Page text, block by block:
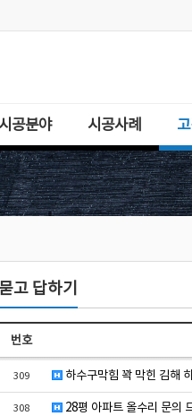
공분야 시공사례
묻고 답하기
번호
309 하수구막힘 꽉 막힌 김해
308 28평 아파트 올수리 문의